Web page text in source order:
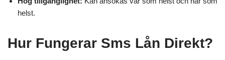
helst.
Hur Fungerar Sms Lån Direkt?